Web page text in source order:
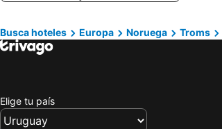
Busca hoteles Europa Noruega Troms
Elige tu país